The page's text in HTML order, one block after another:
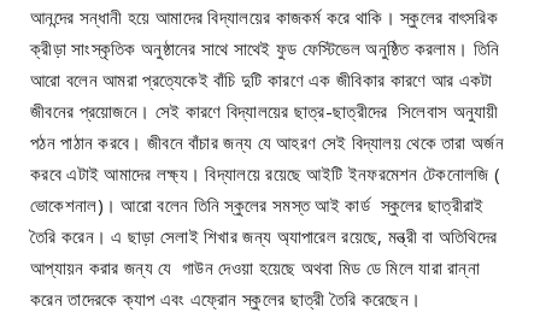
আনন্দের সন্ধানী হয়ে আমাদের বিদ্যালয়ের কাজকর্ম করে থাকি। স্কুলের বাৎসরিক
ক্রীড়া সাংস্কৃতিক অনুষ্ঠানের সাথে সাথেই ফুড ফেস্টিভেল অনুষ্ঠিত করলাম। তিনি
আরো বলেন আমরা প্রত্যেকেই বাঁচি দুটি কারণে এক জীবিকার কারণে আর একটা
জীবনের প্রয়োজনে। সেই কারণে বিদ্যালয়ের ছাত্র-ছাত্রীদের সিলেবাস অনুযায়ী
পঠন পাঠান করবে। জীবনে বাঁচার জন্য যে আহরণ সেই বিদ্যালয় থেকে তারা অর্জন
করবে এটাই আমাদের লক্ষ্য। বিদ্যালয়ে রয়েছে আইটি ইনফরমেশন টেকনোলজি (
ভোকেশনাল)। আরো বলেন তিনি স্কুলের সমস্ত আই কার্ড স্কুলের ছাত্রীরাই
তৈরি করেন। এ ছাড়া সেলাই শিখার জন্য অ্যাপারেল রয়েছে, মন্ত্রী বা অতিথিদের
আপ্যায়ন করার জন্য যে গাউন দেওয়া হয়েছে অথবা মিড ডে মিলে যারা রান্না
করেন তাদেরকে ক্যাপ এবং এফ্রোন স্কুলের ছাত্রী তৈরি করেছেন।